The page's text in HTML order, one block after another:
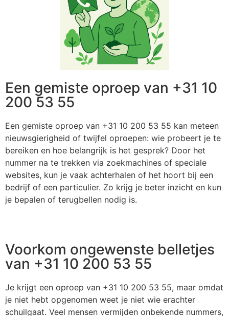
Een gemiste oproep van +31 10
200 53 55
Een gemiste oproep van +31 10 200 53 55 kan meteen
nieuwsgierigheid of twijfel oproepen: wie probeert je te
bereiken en hoe belangrijk is het gesprek? Door het
nummer na te trekken via zoekmachines of speciale
websites, kun je vaak achterhalen of het hoort bij een
bedrijf of een particulier. Zo krijg je beter inzicht en kun
je bepalen of terugbellen nodig is.
Voorkom ongewenste belletjes
van +31 10 200 53 55
Je krijgt een oproep van +31 10 200 53 55, maar omdat
je niet hebt opgenomen weet je niet wie erachter
schuilgaat. Veel mensen vermijden onbekende nummers,